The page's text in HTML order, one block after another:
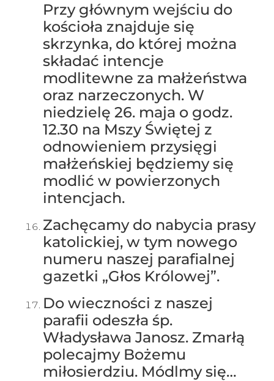
Przy głównym wejściu do
kościoła znajduje się
skrzynka, do której można
składać intencje
modlitewne za małżeństwa
oraz narzeczonych. W
niedzielę 26. maja o godz.
12.30 na Mszy Świętej z
odnowieniem przysięgi
małżeńskiej będziemy się
modlić w powierzonych
intencjach.
Zachęcamy do nabycia prasy
katolickiej, w tym nowego
numeru naszej parafialnej
gazetki „Głos Królowej”.
Do wieczności z naszej
parafii odeszła śp.
Władysława Janosz. Zmarłą
polecajmy Bożemu
miłosierdziu. Módlmy się…